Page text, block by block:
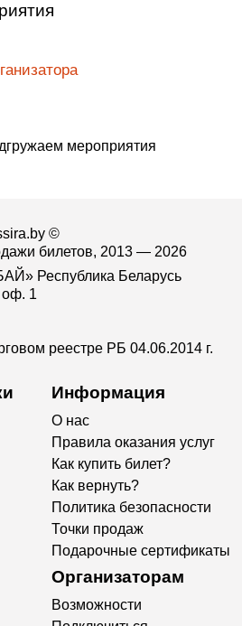
мероприятия
©
билетов, 2013 — 2026
Республика Беларусь
оф. 1
реестре РБ 04.06.2014 г.
Информация
О нас
Правила оказания услуг
Как купить билет?
Как вернуть?
Политика безопасности
Точки продаж
Подарочные сертификаты
Организаторам
Возможности